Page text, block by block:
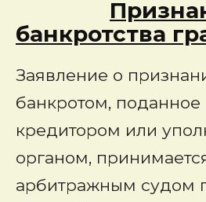
банкротства
Заявление о
банкротом,
кредитором или
органом,
арбитражным судом